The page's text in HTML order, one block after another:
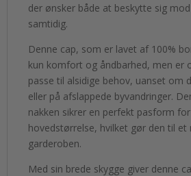
der ønsker både at beskytte sig
samtidig.
Denne cap, som er lavet af 100%
kun komfort og åndbarhed, men er
passe til alsidige behov, uanset om
eller på afslappede byvandringer.
nakken sikrer en perfekt pasform
hovedstørrelse, hvilket gør den til et
garderoben.
Med sin brede skygge giver denne